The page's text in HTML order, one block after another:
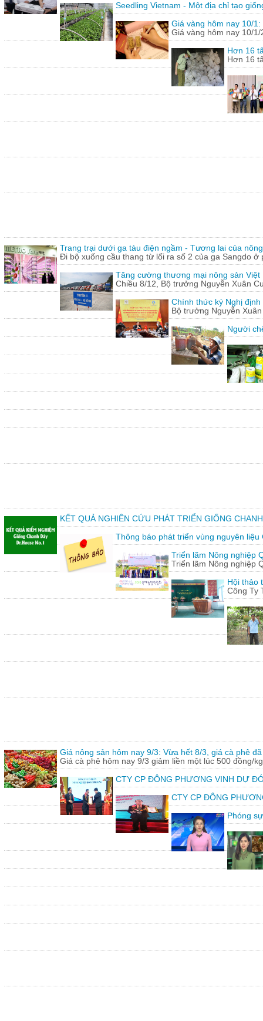
Seedling Vietnam - Một địa chỉ tạo
Giá vàng hôm nay 10/
Giá vàng hôm nay 10/
Hơn 16
Hơn 16
Trang trại dưới ga tàu điện ngầm - Tương lai của
Đi bộ xuống cầu thang từ lối ra số 2 của ga Sangdo ở
Tăng cường thương mại nông sản Việt
Chiều 8/12, Bộ trưởng Nguyễn Xuân
Chính thức ký Nghị
Bộ trưởng Nguyễn
Người
KẾT QUẢ NGHIÊN CỨU PHÁT TRIỂN GIỐNG
Thông báo phát triển vùng nguyên liệu
Triển lãm Nông nghiệp
Triển lãm Nông nghiệp
Hội thảo
Công Ty
Giá nông sản hôm nay 9/3: Vừa hết 8/3, giá cà phê
Giá cà phê hôm nay 9/3 giảm liền một lúc 500 đồng/
CTY CP ĐÔNG PHƯƠNG VINH DỰ
CTY CP ĐÔNG
Phóng